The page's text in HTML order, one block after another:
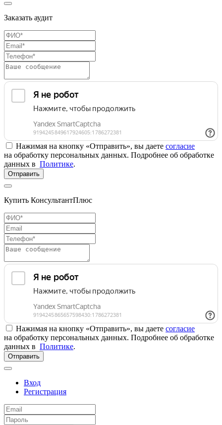
Заказать аудит
Нажимая на кнопку «Отправить», вы даете согласие
на обработку персональных данных. Подробнее об обработке
данных в Политике.
Отправить
Купить КонсультантПлюс
Нажимая на кнопку «Отправить», вы даете согласие
на обработку персональных данных. Подробнее об обработке
данных в Политике.
Отправить
Вход
Регистрация